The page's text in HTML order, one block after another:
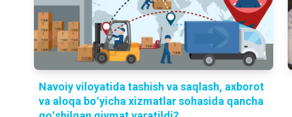
Navoiy viloyatida tashish va saqlash, axborot
va aloqa boʻyicha xizmatlar sohasida qancha